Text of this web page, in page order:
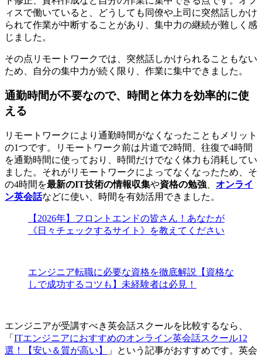
ィスで働いていると、どうしても同僚や上司に突然話しかけ
られて作業が中断することがあり、集中力の継続が難しく感
じました。
その点リモートワークでは、 突然話しかけられることもない
ため、自分の集中力が続く限り、作業に集中できました。
通勤時間が不要なので、時間と体力を効率的に使
える
リモートワークにより通勤時間がなくなったこともメリット
の1つです。リモートワーク前は片道で2時間、往復で4時間
を通勤時間に使っており、時間だけでなく体力も消耗してい
ました。それがリモートワークによってなくなったため、そ
の4時間を最新のIT技術の情報収集や資格の勉強
オンライ
ン英会話などに使い、時間を有効活用できました。
【2026年】フロントエンドの皆さん！あなたが
《日々チェックするサイト》を教えてください
エンジニア転職に必要な資格を徹底解説【資格な
しで成功するコツも】未経験者は必見！
エンジニアが受講すべき英会話スクールを比較するなら、
「 ITエンジニアにおすすめのオンライン英会話スクール12
選！【安い＆質が高い】
」という記事がおすすめです。英会